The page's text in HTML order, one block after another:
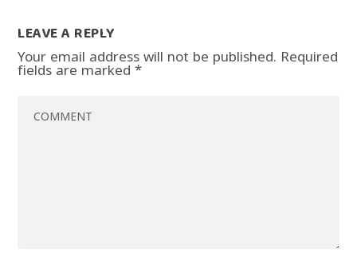
LEAVE A REPLY
Your email address will not be published. Required
fields are marked*